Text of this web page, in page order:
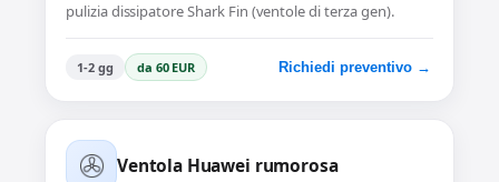
pulizia dissipatore Shark Fin (ventole di terza gen).
1-2 gg da 60 EUR Richiedi preventivo →
Ventola Huawei rumorosa